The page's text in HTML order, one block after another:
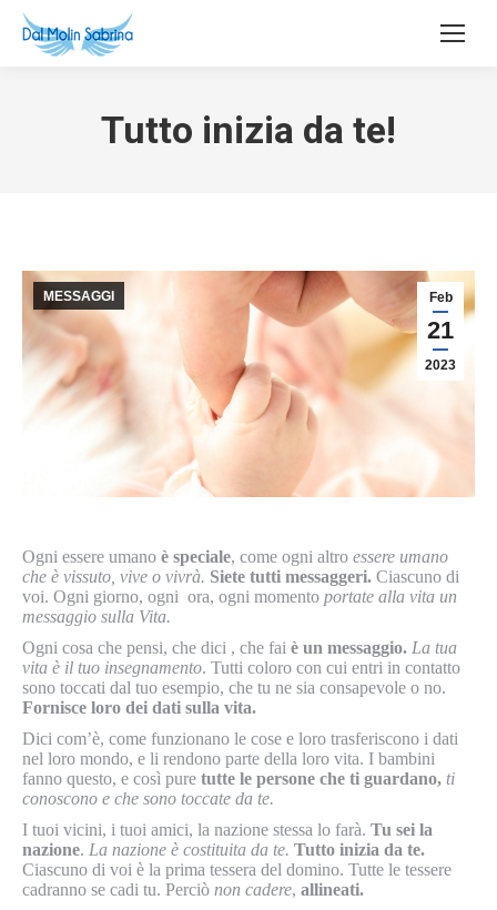
Tutto inizia da te!
Feb
21
2023
MESSAGGI
Ogni essere umano è speciale, come ogni altro essere umano
che è vissuto, vive o vivrà. Siete tutti messaggeri. Ciascuno di
voi. Ogni giorno, ogni ora, ogni momento portate alla vita un
messaggio sulla Vita.
Ogni cosa che pensi, che dici , che fai è un messaggio. La tua
vita è il tuo insegnamento. Tutti coloro con cui entri in contatto
sono toccati dal tuo esempio, che tu ne sia consapevole o no.
Fornisce loro dei dati sulla vita.
Dici com’è, come funzionano le cose e loro trasferiscono i dati
nel loro mondo, e li rendono parte della loro vita. I bambini
fanno questo, e così pure tutte le persone che ti guardano, ti
conoscono e che sono toccate da te.
I tuoi vicini, i tuoi amici, la nazione stessa lo farà. Tu sei la
nazione. La nazione è costituita da te. Tutto inizia da te.
Ciascuno di voi è la prima tessera del domino. Tutte le tessere
cadranno se cadi tu. Perciò non cadere, allineati.